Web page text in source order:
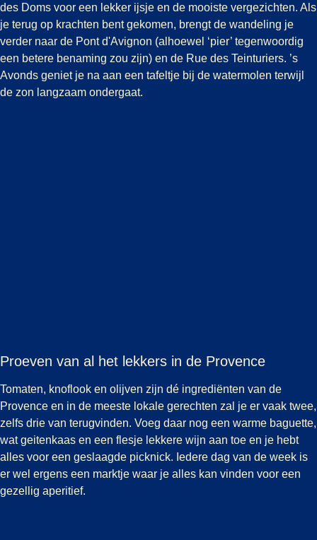
des Doms voor een lekker ijsje en de mooiste vergezichten. Als
je terug op krachten bent gekomen, brengt de wandeling je
verder naar de Pont d'Avignon (alhoewel ‘pier’ tegenwoordig
een betere benaming zou zijn) en de Rue des Teinturiers. ’s
Avonds geniet je na aan een tafeltje bij de watermolen terwijl
de zon langzaam ondergaat.
Proeven van al het lekkers in de Provence
Tomaten, knoflook en olijven zijn dé ingrediënten van de
Provence en in de meeste lokale gerechten zal je er vaak twee,
zelfs drie van terugvinden. Voeg daar nog een warme baguette,
wat geitenkaas en een flesje lekkere wijn aan toe en je hebt
alles voor een geslaagde picknick. Iedere dag van de week is
er wel ergens een marktje waar je alles kan vinden voor een
gezellig aperitief.